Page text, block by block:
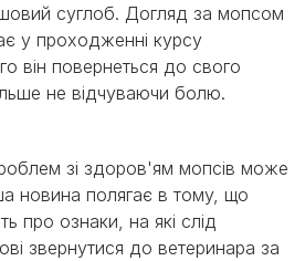
суглоб. Догляд за мопсом
у проходженні курсу
він повернеться до свого
не відчуваючи болю.
зі здоров'ям мопсів може
новина полягає в тому, що
про ознаки, на які слід
звернутися до ветеринара за